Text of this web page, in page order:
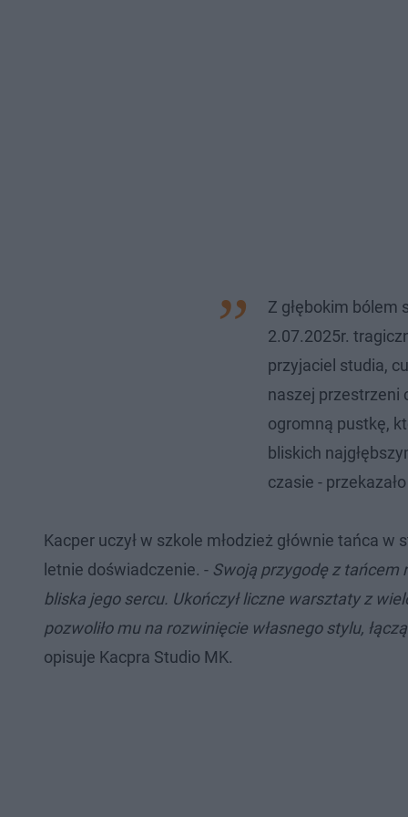
Z głębokim bólem
2.07.2025r.
przyjaciel studia,
naszej przestrzeni
ogromną pustkę,
bliskich
czasie -
Kacper uczył w szkole młodzież głównie tańca
letnie doświadczenie. - Swoją przygodę z tańcem
bliska jego sercu. Ukończył liczne warsztaty z
pozwoliło mu na rozwinięcie własnego stylu,
opisuje Kacpra Studio MK.